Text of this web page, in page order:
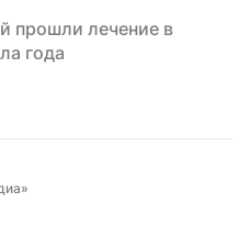
прошли лечение в
года